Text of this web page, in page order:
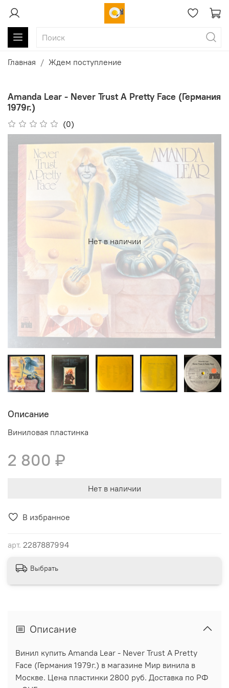
Главная Ждем поступление
Amanda Lear - Never Trust A Pretty Face (Германия
1979г.)
(0)
В избранное
арт. 2287887994
Нет в наличии
Описание
Виниловая пластинка
2 800 ₽
Нет в наличии
Выбрать
Описание
Винил купить Amanda Lear - Never Trust A Pretty
Face (Германия 1979г.) в магазине Мир винила в
Москве. Цена пластинки 2800 руб. Доставка по РФ